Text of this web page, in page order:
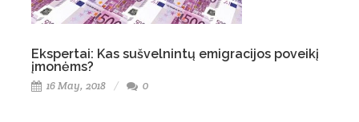
Ekspertai: Kas sušvelnintų emigracijos poveikį
įmonėms?
16 May, 2018 0